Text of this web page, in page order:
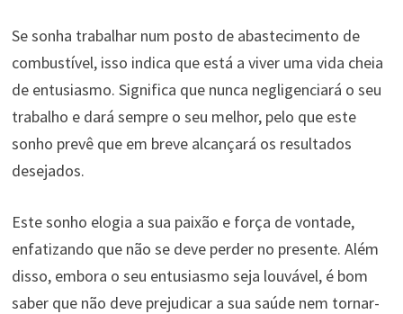
Se sonha trabalhar num posto de abastecimento de
combustível, isso indica que está a viver uma vida cheia
de entusiasmo. Significa que nunca negligenciará o seu
trabalho e dará sempre o seu melhor, pelo que este
sonho prevê que em breve alcançará os resultados
desejados.
Este sonho elogia a sua paixão e força de vontade,
enfatizando que não se deve perder no presente. Além
disso, embora o seu entusiasmo seja louvável, é bom
saber que não deve prejudicar a sua saúde nem tornar-